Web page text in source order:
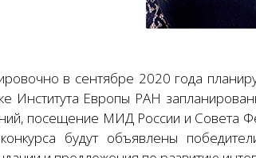
в сентябре 2020 года
Института Европы РАН
посещение МИД России и Совета
будут объявлены